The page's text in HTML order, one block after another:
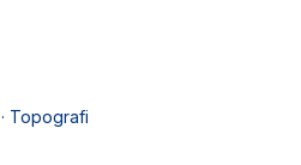
Topografi